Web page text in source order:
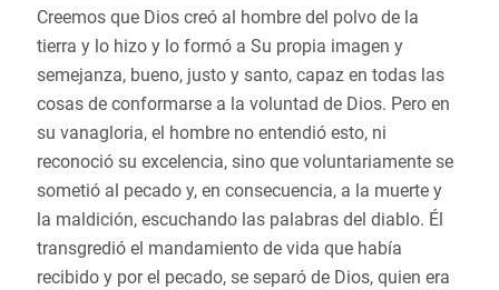
Creemos que Dios creó al hombre del polvo de la
tierra y lo hizo y lo formó a Su propia imagen y
semejanza, bueno, justo y santo, capaz en todas las
cosas de conformarse a la voluntad de Dios. Pero en
su vanagloria, el hombre no entendió esto, ni
reconoció su excelencia, sino que voluntariamente se
sometió al pecado y, en consecuencia, a la muerte y
la maldición, escuchando las palabras del diablo. Él
transgredió el mandamiento de vida que había
recibido y por el pecado, se separó de Dios, quien era